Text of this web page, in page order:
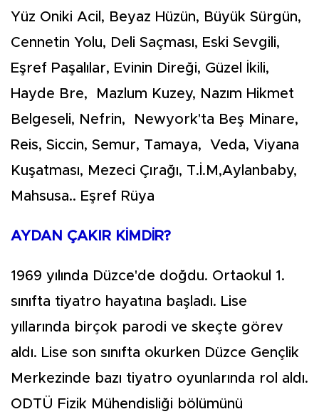
Yüz Oniki Acil, Beyaz Hüzün, Büyük Sürgün,
Cennetin Yolu, Deli Saçması, Eski Sevgili,
Eşref Paşalılar, Evinin Direği, Güzel İkili,
Hayde Bre, Mazlum Kuzey, Nazım Hikmet
Belgeseli, Nefrin, Newyork'ta Beş Minare,
Reis, Siccin, Semur, Tamaya, Veda, Viyana
Kuşatması, Mezeci Çırağı, T.İ.M,Aylanbaby,
Mahsusa.. Eşref Rüya
AYDAN ÇAKIR KİMDİR?
1969 yılında Düzce'de doğdu. Ortaokul 1.
sınıfta tiyatro hayatına başladı. Lise
yıllarında birçok parodi ve skeçte görev
aldı. Lise son sınıfta okurken Düzce Gençlik
Merkezinde bazı tiyatro oyunlarında rol aldı.
ODTÜ Fizik Mühendisliği bölümünü